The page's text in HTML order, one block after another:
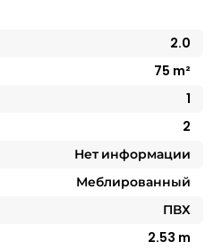
2.0
75 m²
1
2
Нет информации
Меблированный
ПВХ
2.53 m